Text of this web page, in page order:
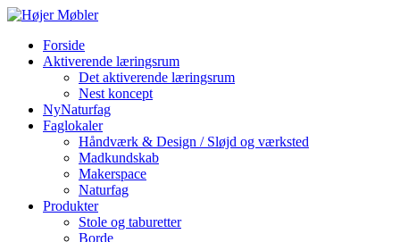
Forside
Aktiverende læringsrum
Det aktiverende læringsrum
Nest koncept
NyNaturfag
Faglokaler
Håndværk & Design / Sløjd og værksted
Madkundskab
Makerspace
Naturfag
Produkter
Stole og taburetter
Borde